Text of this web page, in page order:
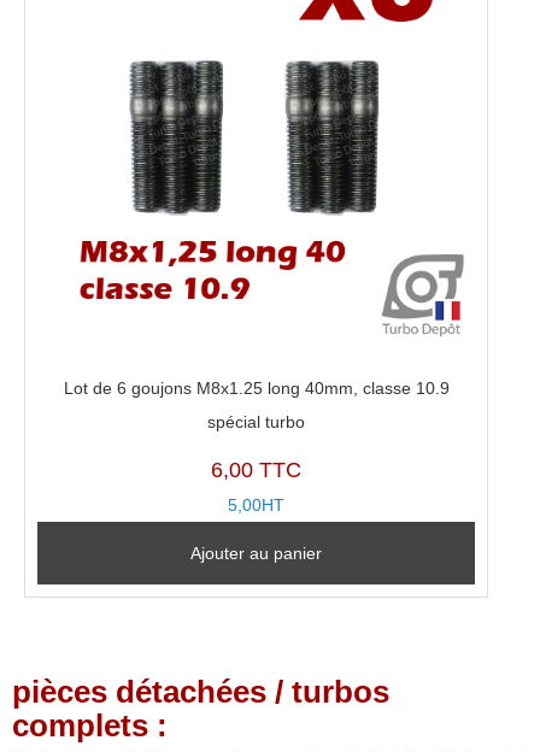
Lot de 6 goujons M8x1.25 long 40mm, classe 10.9
spécial turbo
6,00 TTC
5,00HT
Ajouter au panier
pièces détachées / turbos
complets :